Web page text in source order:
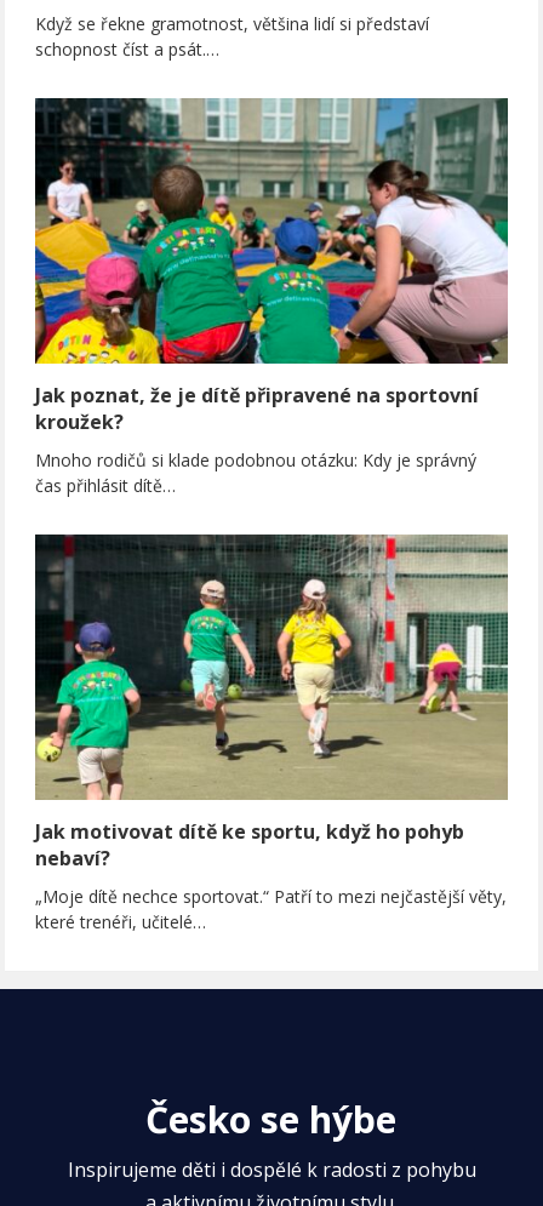
Když se řekne gramotnost, většina lidí si představí
schopnost číst a psát.…
Jak poznat, že je dítě připravené na sportovní
kroužek?
Mnoho rodičů si klade podobnou otázku: Kdy je správný
čas přihlásit dítě…
Jak motivovat dítě ke sportu, když ho pohyb
nebaví?
„Moje dítě nechce sportovat.“ Patří to mezi nejčastější věty,
které trenéři, učitelé…
Česko se hýbe
Inspirujeme děti i dospělé k radosti z pohybu